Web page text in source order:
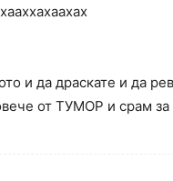
и да драскате и да
от ТУМОР и срам за